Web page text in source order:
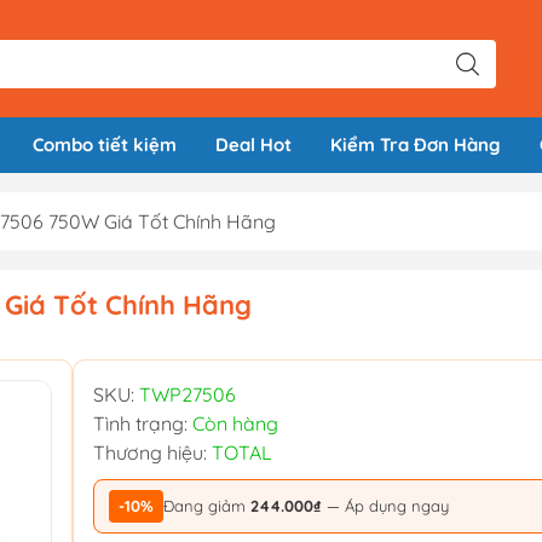
Combo tiết kiệm Deal Hot Kiểm Tra Đơn Hàng
750W Giá Tốt Chính Hãng
Tốt Chính Hãng
SKU: TWP27506
Tình trạng: Còn hàng
Thương hiệu: TOTAL
-10% Đang giảm 244.000₫ — Áp dụng ngay